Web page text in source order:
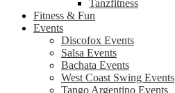
Tanzfitness
Fitness & Fun
Events
Discofox Events
Salsa Events
Bachata Events
West Coast Swing Events
Tango Argentino Events